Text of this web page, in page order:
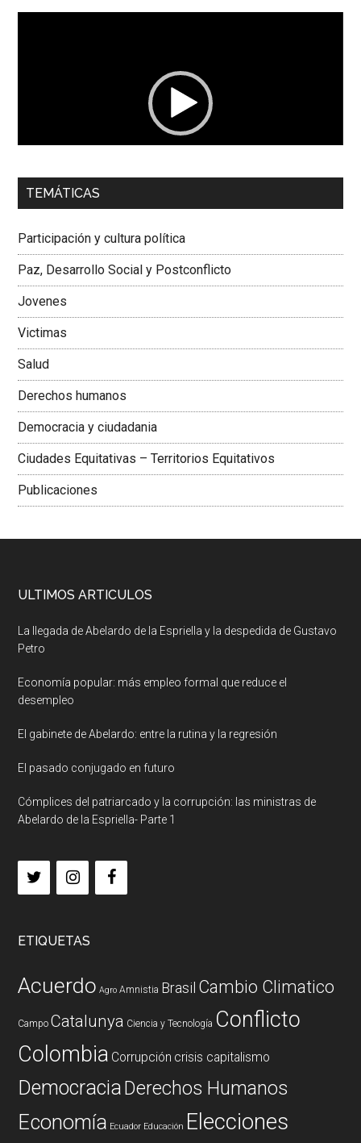
00:00 01:04
Dra. Carolina Corcho Mejía,Presidenta Corporación
Colombiana
TEMÁTICAS
Participación y cultura política
Paz, Desarrollo Social y Postconflicto
Jovenes
Victimas
Salud
Derechos humanos
Democracia y ciudadania
Ciudades Equitativas – Territorios Equitativos
Publicaciones
ULTIMOS ARTICULOS
La llegada de Abelardo de la Espriella y la despedida de Gustavo
Petro
Economía popular: más empleo formal que reduce el
desempleo
El gabinete de Abelardo: entre la rutina y la regresión
El pasado conjugado en futuro
Cómplices del patriarcado y la corrupción: las ministras de
Abelardo de la Espriella- Parte 1
ETIQUETAS
Acuerdo Agro Amnistia Brasil Cambio Climatico
Campo Catalunya Ciencia y Tecnología Conflicto
Colombia Corrupción crisis capitalismo
DemocraciaDerechos Humanos
Economía Ecuador Educación Elecciones